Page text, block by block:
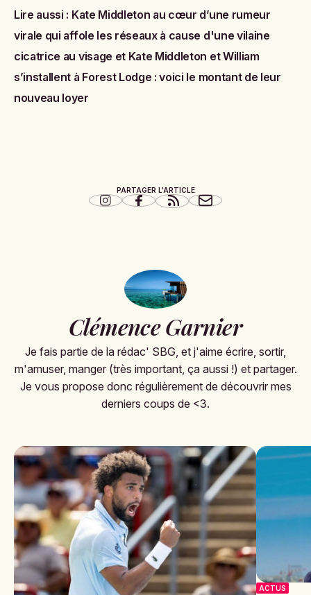
Lire aussi : Kate Middleton au cœur d’une rumeur
virale qui affole les réseaux à cause d'une vilaine
cicatrice au visage et Kate Middleton et William
s’installent à Forest Lodge : voici le montant de leur
nouveau loyer
PARTAGER L'ARTICLE
Clémence Garnier
Je fais partie de la rédac' SBG, et j'aime écrire, sortir,
m'amuser, manger (très important, ça aussi !) et partager.
Je vous propose donc régulièrement de découvrir mes
derniers coups de <3.
ACTUS